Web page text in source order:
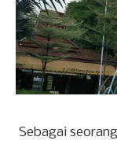
Sebagai